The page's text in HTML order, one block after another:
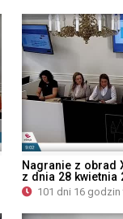
Nagranie z obrad
z dnia 28 kwietnia
101 dni 16 godzin